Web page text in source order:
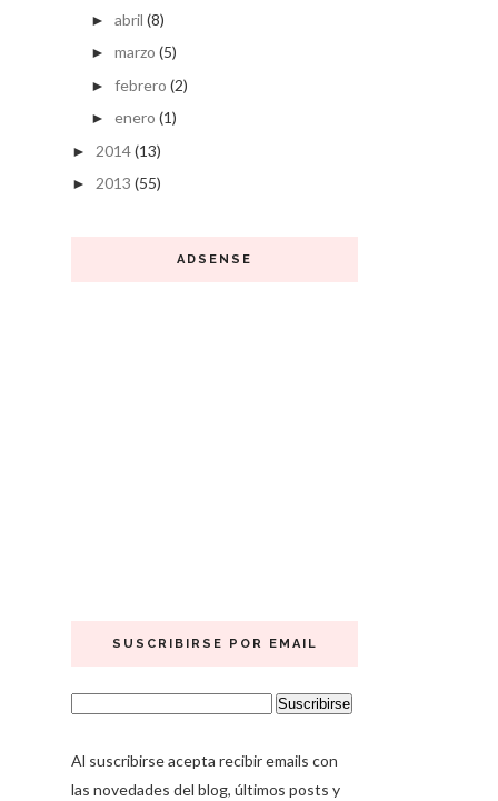
► abril (8)
► marzo (5)
► febrero (2)
► enero (1)
► 2014(13)
► 2013 (55)
ADSENSE
SUSCRIBIRSE POR EMAIL
Al suscribirse acepta recibir emails con
las novedades del blog, últimos posts y